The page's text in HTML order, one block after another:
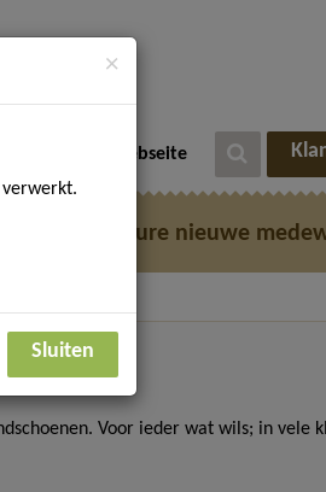
Deutsche Webseite
Vacature nieuwe
Voor ieder wat wils; in vele
×
Sluiten